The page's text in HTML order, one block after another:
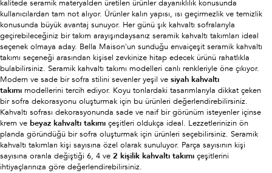
kalitede seramik materyalden üretilen ürünler dayanıklılık konusunda
kullanıcılardan tam not alıyor. Ürünler kalın yapısı, ısı geçirmezlik ve temizlik
konusunda büyük avantaj sunuyor. Her günü şık kahvaltı sofralarıyla
geçirebileceğiniz bir takım arayışındaysanız seramik kahvaltı takımları ideal
seçenek olmaya aday. Bella Maison'un sunduğu envaiçeşit seramik kahvaltı
takımı seçeneği arasından kişisel zevkinize hitap edecek ürünü rahatlıkla
bulabilirsiniz. Seramik kahvaltı takımı modelleri canlı renkleriyle öne çıkıyor.
Modern ve sade bir sofra stilini sevenler yeşil ve siyah kahvaltı
takımı modellerini tercih ediyor. Koyu tonlardaki tasarımlarıyla dikkat çeken
bir sofra dekorasyonu oluşturmak için bu ürünleri değerlendirebilirsiniz.
Kahvaltı sofrası dekorasyonunda sade ve naif bir görünüm isteyenler içinse
krem ve beyaz kahvaltı takımı çeşitleri oldukça ideal. Lezzetlerinizin ön
planda göründüğü bir sofra oluşturmak için ürünleri seçebilirsiniz. Seramik
kahvaltı takımları kişi sayısına özel olarak sunuluyor. Parça sayısının kişi
sayısına oranla değiştiği 6, 4 ve 2 kişilik kahvaltı takımı çeşitlerini
ihtiyaçlarınıza göre değerlendirebilirsiniz.